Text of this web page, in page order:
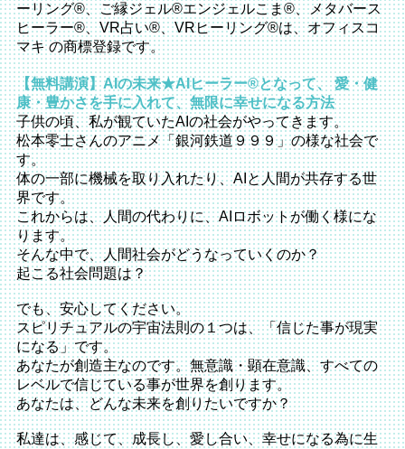
ーリング®️、ご縁ジェル®️エンジェルこま®️、メタバース
ヒーラー®️、VR占い®️、VRヒーリング®️は、オフィスコ
マキ の商標登録です。
【無料講演】AIの未来★AIヒーラー®︎となって、 愛・健
康・豊かさを手に入れて、無限に幸せになる方法
子供の頃、私が観ていたAIの社会がやってきます。
松本零士さんのアニメ「銀河鉄道９９９」の様な社会で
す。
体の一部に機械を取り入れたり、AIと人間が共存する世
界です。
これからは、人間の代わりに、AIロボットが働く様にな
ります。
そんな中で、人間社会がどうなっていくのか？
起こる社会問題は？
でも、安心してください。
スピリチュアルの宇宙法則の１つは、「信じた事が現実
になる」です。
あなたが創造主なのです。無意識・顕在意識、すべての
レベルで信じている事が世界を創ります。
あなたは、どんな未来を創りたいですか？
私達は、感じて、成長し、愛し合い、幸せになる為に生